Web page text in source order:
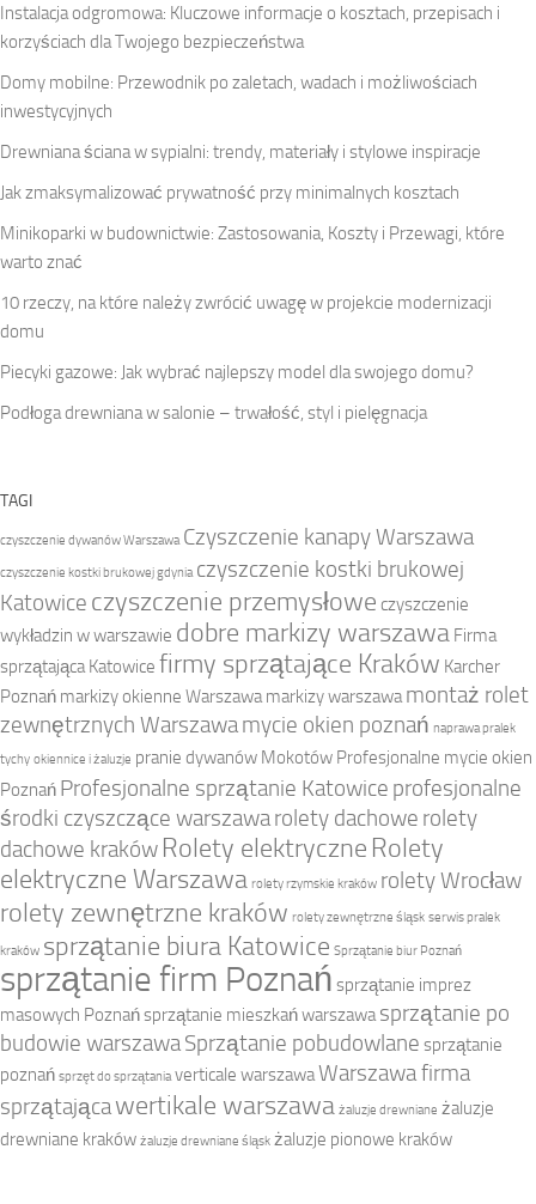
Instalacja odgromowa: Kluczowe informacje o kosztach, przepisach i
korzyściach dla Twojego bezpieczeństwa
Domy mobilne: Przewodnik po zaletach, wadach i możliwościach
inwestycyjnych
Drewniana ściana w sypialni: trendy, materiały i stylowe inspiracje
Jak zmaksymalizować prywatność przy minimalnych kosztach
Minikoparki w budownictwie: Zastosowania, Koszty i Przewagi, które
warto znać
10 rzeczy, na które należy zwrócić uwagę w projekcie modernizacji
domu
Piecyki gazowe: Jak wybrać najlepszy model dla swojego domu?
Podłoga drewniana w salonie – trwałość, styl i pielęgnacja
TAGI
czyszczenie dywanów Warszawa Czyszczenie kanapy Warszawa
czyszczenie kostki brukowej gdynia czyszczenie kostki brukowej
Katowice czyszczenie przemysłowe czyszczenie
wykładzin w warszawie dobre markizy warszawa Firma
sprzątająca Katowice firmy sprzątające Kraków Karcher
Poznań markizy okienne Warszawa markizy warszawa montaż rolet
zewnętrznych Warszawamycie okien poznań naprawa pralek
tychy okiennice i żaluzje pranie dywanów Mokotów Profesjonalne mycie okien
Poznań Profesjonalne sprzątanie Katowice profesjonalne
środki czyszczące warszawarolety dachowe rolety
dachowe kraków Rolety elektryczne Rolety
elektryczne Warszawa rolety rzymskie kraków rolety Wrocław
rolety zewnętrzne kraków rolety zewnętrzne śląsk serwis pralek
kraków sprzątanie biura Katowice Sprzątanie biur Poznań
sprzątanie firm Poznań sprzątanie imprez
masowych Poznańsprzątanie mieszkań warszawa sprzątanie po
budowie warszawaSprzątanie pobudowlane sprzątanie
poznań sprzęt do sprzątania verticale warszawaWarszawa firma
sprzątającawertikale warszawa żaluzje drewniane żaluzje
drewniane kraków żaluzje drewniane śląsk żaluzje pionowe kraków